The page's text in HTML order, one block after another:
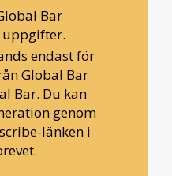
Bar
uppgifter.
endast för
Global Bar
Bar. Du kan
genom
länken i